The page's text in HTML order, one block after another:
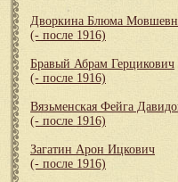
Дворкина Блюма
(- после 1916)
Бравый Абрам Герцикович
(- после 1916)
Вязьменская Фейга
(- после 1916)
Загатин Арон Ицкович
(- после 1916)